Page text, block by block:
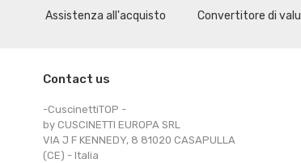
Assistenza all'acquisto Convertitore di
Contact us
-CuscinettiTOP -
by CUSCINETTI EUROPA SRL
VIA J F KENNEDY, 8 81020 CASAPULLA
(CE) - Italia